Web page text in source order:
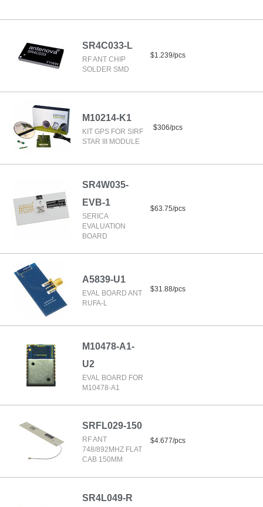
SR4C033-L
RF ANT CHIP
SOLDER SMD
$1.239/pcs
M10214-K1
KIT GPS FOR SIRF
STAR III MODULE
$306/pcs
SR4W035-
EVB-1
SERICA
EVALUATION
BOARD
$63.75/pcs
A5839-U1
EVAL BOARD ANT
RUFA-L
$31.88/pcs
M10478-A1-
U2
EVAL BOARD FOR
M10478-A1
SRFL029-150
RF ANT
748/892MHZ FLAT
CAB 150MM
$4.677/pcs
SR4L049-R